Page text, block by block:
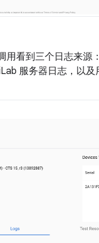
用看到三个日志来源
服务器日志，以